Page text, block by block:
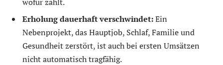
Erholung dauerhaft verschwindet:Ein
Nebenprojekt, das Hauptjob, Schlaf, Familie und
Gesundheit zerstört, ist auch bei ersten Umsätzen
nicht automatisch tragfähig.